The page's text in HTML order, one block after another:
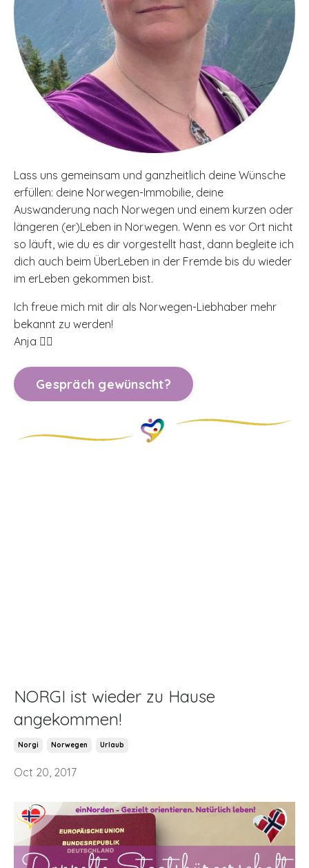
Lass uns gemeinsam und ganzheitlich deine Wünsche
erfüllen: deine Norwegen-Immobilie, deine
Auswanderung nach Norwegen und einem kurzen oder
längeren (er)Leben in Norwegen. Wenn es vor Ort nicht
so läuft, wie du es dir vorgestellt hast, dann begleite ich
dich auch beim ÜberLeben in der Fremde bis du wieder
im erLeben gekommen bist.
Ich freue mich mit dir als Norwegen-Liebhaber mehr
bekannt zu werden!
Anja 🙋‍♀️
Gespräch gewünscht?
NORGI ist wieder zu Hause
angekommen!
Norgi Norwegen Urlaub
Oct 20, 2017